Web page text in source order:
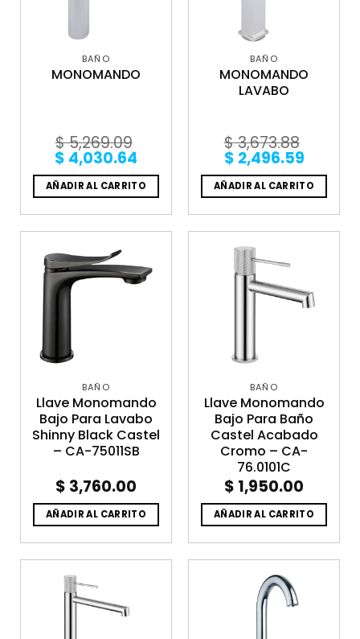
BAÑO
MONOMANDO
$5,269.09
Original
price
was:
$ 5,269.09.
$ 4,030.64
price
is:
$ 4,030.64.
AÑADIR AL CARRITO
BAÑO
MONOMANDO
LAVABO
$3,673.88
Original
price
was:
$ 3,673.88.
$ 2,496.59
price
is:
$
AÑADIR AL CARRITO
BAÑO
Llave Monomando
Bajo Para Lavabo
Shinny Black Castel
– CA-75011SB
$ 3,760.00
AÑADIR AL CARRITO
BAÑO
Llave Monomando
Bajo Para Baño
Castel Acabado
Cromo – CA-
76.0101C
$ 1,950.00
AÑADIR AL CARRITO